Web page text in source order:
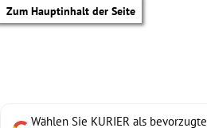
Zum Hauptinhalt der Seite
Wählen Sie KURIER als bevorzugte